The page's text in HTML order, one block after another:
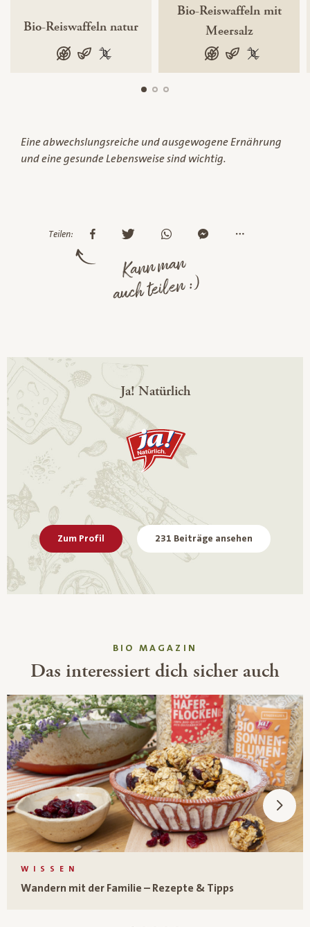
Bio-Reiswaffeln natur
glutenfrei
vegan100 % gentechnikfrei
Bio-Reiswaffeln mit
Meersalz
glutenfrei
vegan100 %
Eine abwechslungsreiche und ausgewogene Ernährung
und eine gesunde Lebensweise sind wichtig.
Teilen:
Kann man
auch teilen :)
Ja! Natürlich
Zum Profil 231 Beiträge ansehen
BIO MAGAZIN
Das interessiert dich sicher auch
WISSEN
Wandern mit der Familie – Rezepte & Tipps